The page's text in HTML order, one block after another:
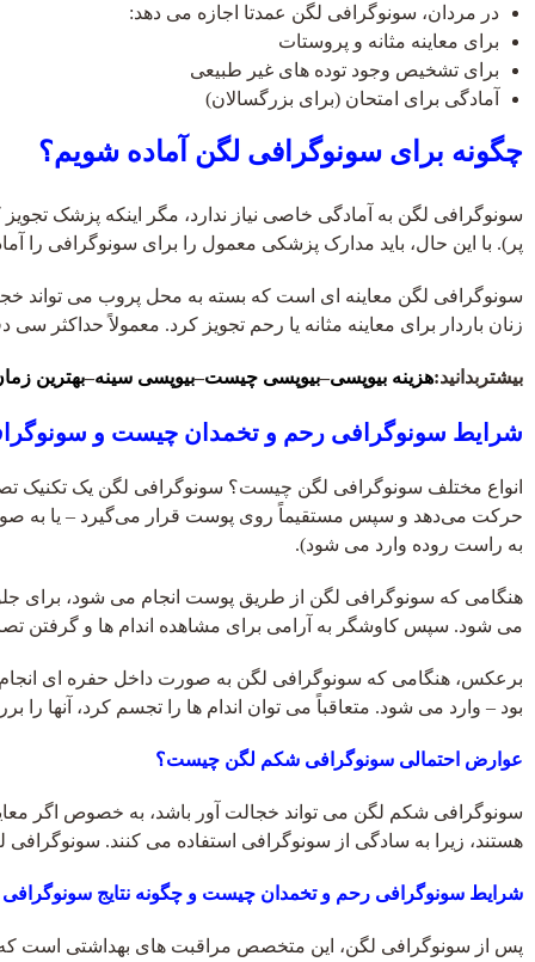
در مردان، سونوگرافی لگن عمدتا اجازه می دهد:
برای معاینه مثانه و پروستات
برای تشخیص وجود توده های غیر طبیعی
آمادگی برای امتحان (برای بزرگسالان)
چگونه برای سونوگرافی لگن آماده شویم؟
سونوگرافی لگن به آمادگی خاصی نیاز ندارد، مگر اینکه پزشک
پر). با این حال، باید مدارک پزشکی معمول را برای سونوگرافی را
سونوگرافی لگن معاینه ای است که بسته به محل پروب می تواند
زنان باردار برای معاینه مثانه یا رحم تجویز کرد. معمولاً حداکثر
بیشتربدانید:هزینه بیوپسی–بیوپسی چیست–بیوپسی سینه–بهترین
شرایط سونوگرافی رحم و تخمدان چیست و
انواع مختلف سونوگرافی لگن چیست؟ سونوگرافی لگن یک
حرکت می‌دهد و سپس مستقیماً روی پوست قرار می‌گیرد – یا به
به راست روده وارد می شود).
هنگامی که سونوگرافی لگن از طریق پوست انجام می شود، برای
می شود. سپس کاوشگر به آرامی برای مشاهده اندام ها و گرفتن
برعکس، هنگامی که سونوگرافی لگن به صورت داخل حفره ای
بود – وارد می شود. متعاقباً می توان اندام ها را تجسم کرد، آنها
عوارض احتمالی سونوگرافی شکم لگن چیست؟
سونوگرافی شکم لگن می تواند خجالت آور باشد، به خصوص اگر
هستند، زیرا به سادگی از سونوگرافی استفاده می کنند.
شرایط سونوگرافی رحم و تخمدان چیست و چگونه نتایج سونوگرافی
پس از سونوگرافی لگن، این متخصص مراقبت های بهداشتی است که